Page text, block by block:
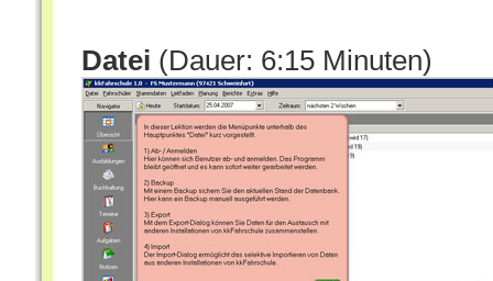
Datei (Dauer: 6:15 Minuten)